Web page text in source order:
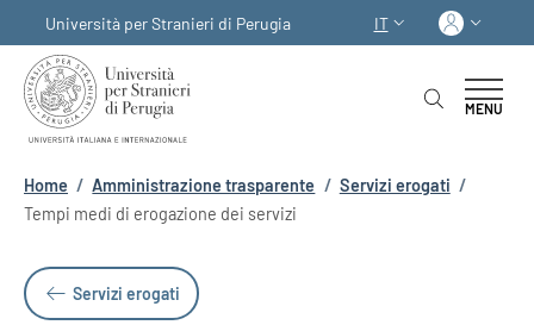
Università per Stranieri di Perugia
SELETTORE LINGUA:
IT
MENU
Briciole di pane
Home / Amministrazione trasparente / Servizi erogati /
Tempi medi di erogazione dei servizi
Servizi erogati